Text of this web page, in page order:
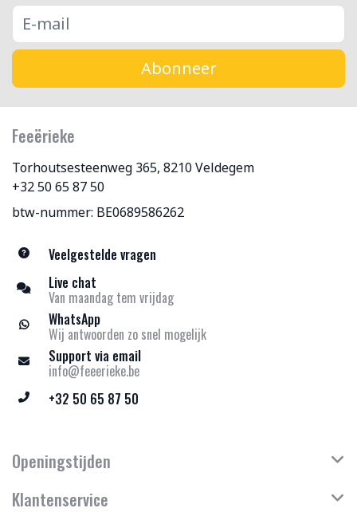
Abonneer
Feeërieke
Torhoutsesteenweg 365, 8210 Veldegem
+32 50 65 87 50
btw-nummer: BE0689586262
Veelgestelde vragen
Live chat
Van maandag tem vrijdag
WhatsApp
Wij antwoorden zo snel mogelijk
Support via email
info@feeerieke.be
+32 50 65 87 50
Openingstijden
Klantenservice